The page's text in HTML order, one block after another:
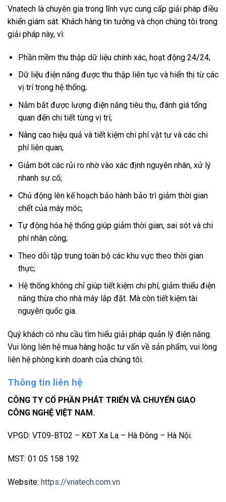
Vnatech là chuyên gia trong lĩnh vực cung cấp giải pháp điều
khiển giám sát. Khách hàng tin tưởng và chọn chúng tôi trong
giải pháp này, vì:
Phần mềm thu thập dữ liệu chính xác, hoạt động 24/24;
Dữ liệu điện năng được thu thập liên tục và hiển thị từ các
vị trí trong hệ thống;
Nắm bắt được lượng điện năng tiêu thụ, đánh giá tổng
quan đến chi tiết từng vị trí;
Nâng cao hiệu quả và tiết kiệm chi phí vật tư và các chi
phí liên quan;
Giảm bớt các rủi ro nhờ vào xác định nguyên nhân, xử lý
nhanh sự cố;
Chủ động lên kế hoạch bảo hành bảo trì giảm thời gian
chết của máy móc;
Tự động hóa hệ thống giúp giảm thời gian, sai sót và chi
phí nhân công;
Theo dõi tập trung toàn bộ các khu vực theo thời gian
thực;
Hệ thống không chỉ giúp tiết kiệm chi phí, giảm thiểu điện
năng thừa cho nhà máy lắp đặt. Mà còn tiết kiệm tài
nguyên quốc gia.
Quý khách có nhu cầu tìm hiểu giải pháp quản lý điện năng.
Vui lòng liên hệ mua hàng hoặc tư vấn về sản phẩm, vui lòng
liên hệ phòng kinh doanh của chúng tôi.
Thông tin liên hệ
CÔNG TY CỔ PHẦN PHÁT TRIỂN VÀ CHUYỂN GIAO
CÔNG NGHỆ VIỆT NAM.
VPGD: VT09-BT02 – KĐT Xa La – Hà Đông – Hà Nội.
MST: 01 05 158 192
Website: https://vnatech.com.vn